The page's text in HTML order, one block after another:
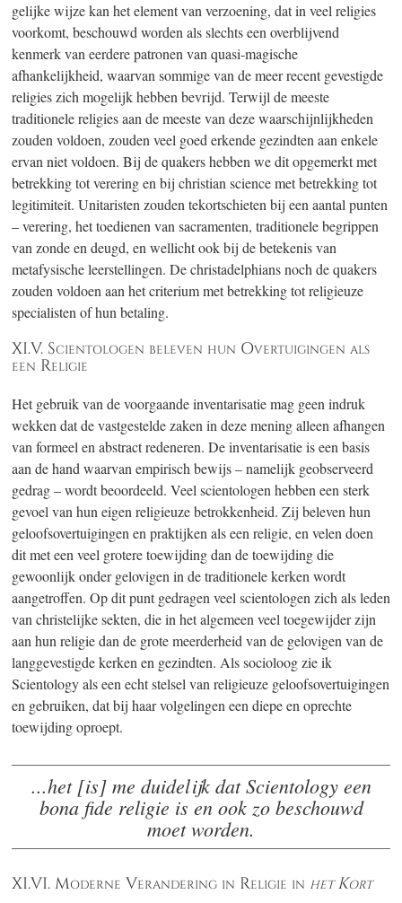
gelijke wijze kan het element van verzoening, dat in veel religies
voorkomt, beschouwd worden als slechts een overblijvend
kenmerk van eerdere patronen van quasi-magische
afhankelijkheid, waarvan sommige van de meer recent gevestigde
religies zich mogelijk hebben bevrijd. Terwijl de meeste
traditionele religies aan de meeste van deze waarschijnlijkheden
zouden voldoen, zouden veel goed erkende gezindten aan enkele
ervan niet voldoen. Bij de quakers hebben we dit opgemerkt met
betrekking tot verering en bij christian science met betrekking tot
legitimiteit. Unitaristen zouden tekortschieten bij een aantal punten
– verering, het toedienen van sacramenten, traditionele begrippen
van zonde en deugd, en wellicht ook bij de betekenis van
metafysische leerstellingen. De christadelphians noch de quakers
zouden voldoen aan het criterium met betrekking tot religieuze
specialisten of hun betaling.
XI.V. Scientologen beleven hun Overtuigingen als
een Religie
Het gebruik van de voorgaande inventarisatie mag geen indruk
wekken dat de vastgestelde zaken in deze mening alleen afhangen
van formeel en abstract redeneren. De inventarisatie is een basis
aan de hand waarvan empirisch bewijs – namelijk geobserveerd
gedrag – wordt beoordeeld. Veel scientologen hebben een sterk
gevoel van hun eigen religieuze betrokkenheid. Zij beleven hun
geloofsovertuigingen en praktijken als een religie, en velen doen
dit met een veel grotere toewijding dan de toewijding die
gewoonlijk onder gelovigen in de traditionele kerken wordt
aangetroffen. Op dit punt gedragen veel scientologen zich als leden
van christelijke sekten, die in het algemeen veel toegewijder zijn
aan hun religie dan de grote meerderheid van de gelovigen van de
langgevestigde kerken en gezindten. Als socioloog zie ik
Scientology als een echt stelsel van religieuze geloofsovertuigingen
en gebruiken, dat bij haar volgelingen een diepe en oprechte
toewijding oproept.
...het [is] me duidelijk dat Scientology een
bona fide religie is en ook zo beschouwd
moet worden.
XI.VI. Moderne Verandering in Religie in het Kort